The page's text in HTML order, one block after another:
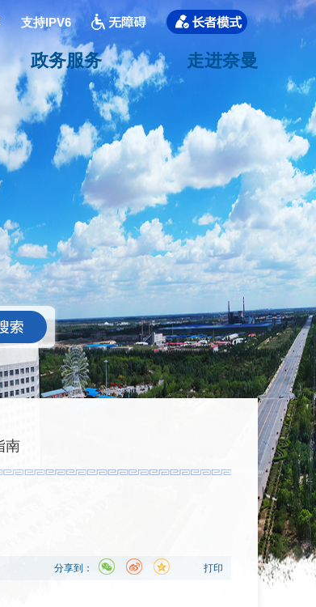
支持IPV6
政务服务 走进奈曼
南
打印
分享到：